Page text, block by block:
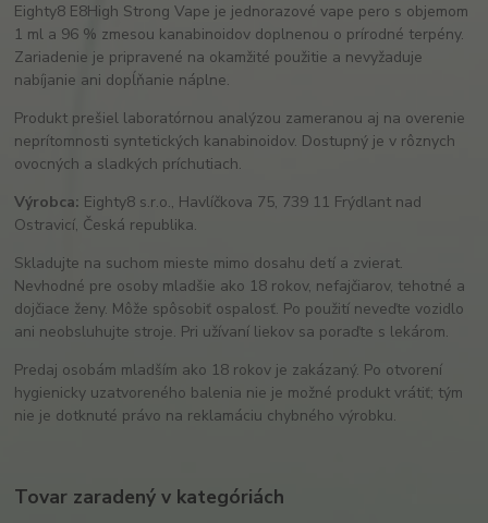
Eighty8 E8High Strong Vape je jednorazové vape pero s objemom
1 ml a 96 % zmesou kanabinoidov doplnenou o prírodné terpény.
Zariadenie je pripravené na okamžité použitie a nevyžaduje
nabíjanie ani dopĺňanie náplne.
Produkt prešiel laboratórnou analýzou zameranou aj na overenie
neprítomnosti syntetických kanabinoidov. Dostupný je v rôznych
ovocných a sladkých príchutiach.
Výrobca: Eighty8 s.r.o., Havlíčkova 75, 739 11 Frýdlant nad
Ostravicí, Česká republika.
Skladujte na suchom mieste mimo dosahu detí a zvierat.
Nevhodné pre osoby mladšie ako 18 rokov, nefajčiarov, tehotné a
dojčiace ženy. Môže spôsobiť ospalosť. Po použití neveďte vozidlo
ani neobsluhujte stroje. Pri užívaní liekov sa poraďte s lekárom.
Predaj osobám mladším ako 18 rokov je zakázaný. Po otvorení
hygienicky uzatvoreného balenia nie je možné produkt vrátiť; tým
nie je dotknuté právo na reklamáciu chybného výrobku.
Tovar zaradený v kategóriách